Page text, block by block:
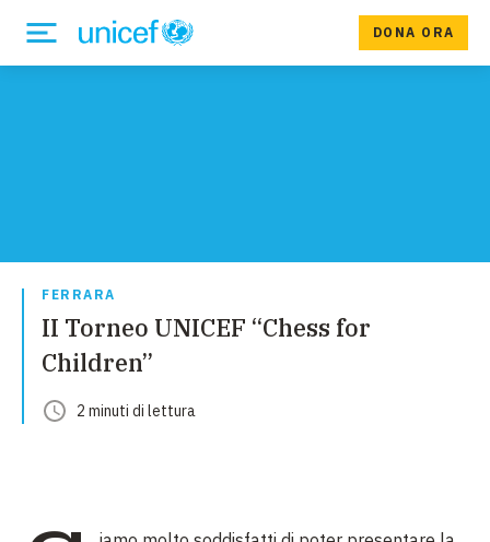
DONA ORA
FERRARA
II Torneo UNICEF “Chess for
Children”
2 minuti di lettura